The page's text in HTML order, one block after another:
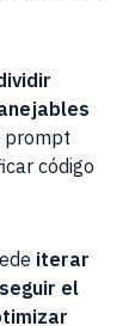
prompt
código
iterar
el